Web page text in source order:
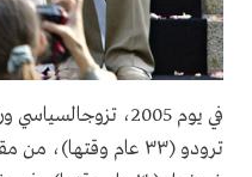
في يوم 2005،
ترودو (٣٣ عام